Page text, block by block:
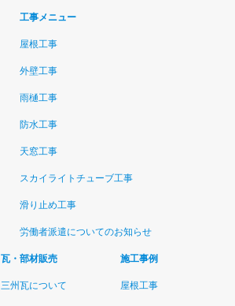
工事メニュー
屋根工事
外壁工事
雨樋工事
防水工事
天窓工事
スカイライトチューブ工事
滑り止め工事
労働者派遣についてのお知らせ
瓦・部材販売
三州瓦について
施工事例
屋根工事